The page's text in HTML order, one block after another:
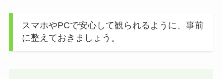
スマホやPCで安心して観られるように、事前
に整えておきましょう。